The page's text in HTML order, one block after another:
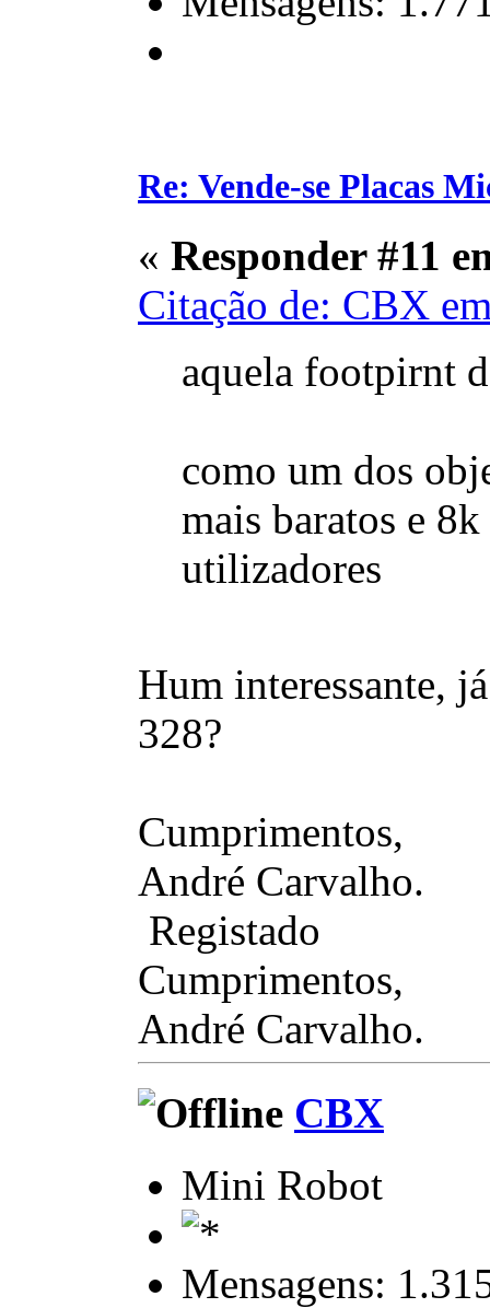
Re: Vende-se Placas
« Responder #11
Citação de: CBX
aquela footpirnt
como um dos
mais baratos e
utilizadores
Hum interessante,
328?
Cumprimentos,
André Carvalho.
Registado
Cumprimentos,
André Carvalho.
CBX
Mini Robot
Mensagens: